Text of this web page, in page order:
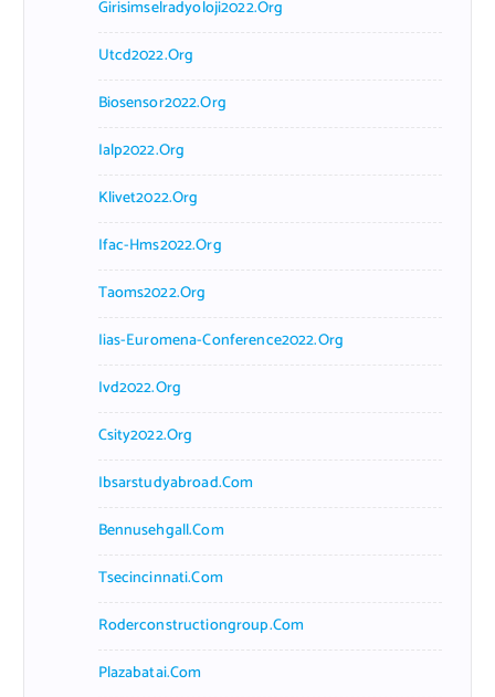
Girisimselradyoloji2022.org
Utcd2022.org
Biosensor2022.org
Ialp2022.org
Klivet2022.org
Ifac-Hms2022.org
Taoms2022.org
Iias-Euromena-Conference2022.org
Ivd2022.org
Csity2022.org
Ibsarstudyabroad.com
Bennusehgall.com
Tsecincinnati.com
Roderconstructiongroup.com
Plazabatai.com